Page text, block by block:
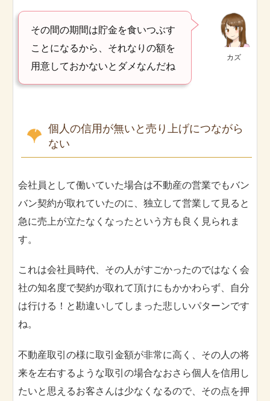
カズ
その間の期間は貯金を食いつぶす
ことになるから、それなりの額を
用意しておかないとダメなんだね
個人の信用が無いと売り上げにつながら
ない
会社員として働いていた場合は不動産の営業でもバン
バン契約が取れていたのに、独立して営業して見ると
急に売上が立たなくなったという方も良く見られま
す。
これは会社員時代、その人がすごかったのではなく会
社の知名度で契約が取れて頂けにもかかわらず、自分
は行ける！と勘違いしてしまった悲しいパターンです
ね。
不動産取引の様に取引金額が非常に高く、その人の将
来を左右するような取引の場合なおさら個人を信用し
たいと思えるお客さんは少なくなるので、その点を押